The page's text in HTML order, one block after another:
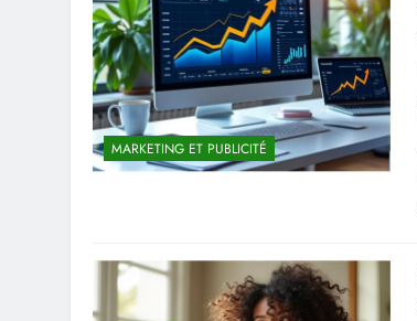
MARKETING ET PUBLICITÉ